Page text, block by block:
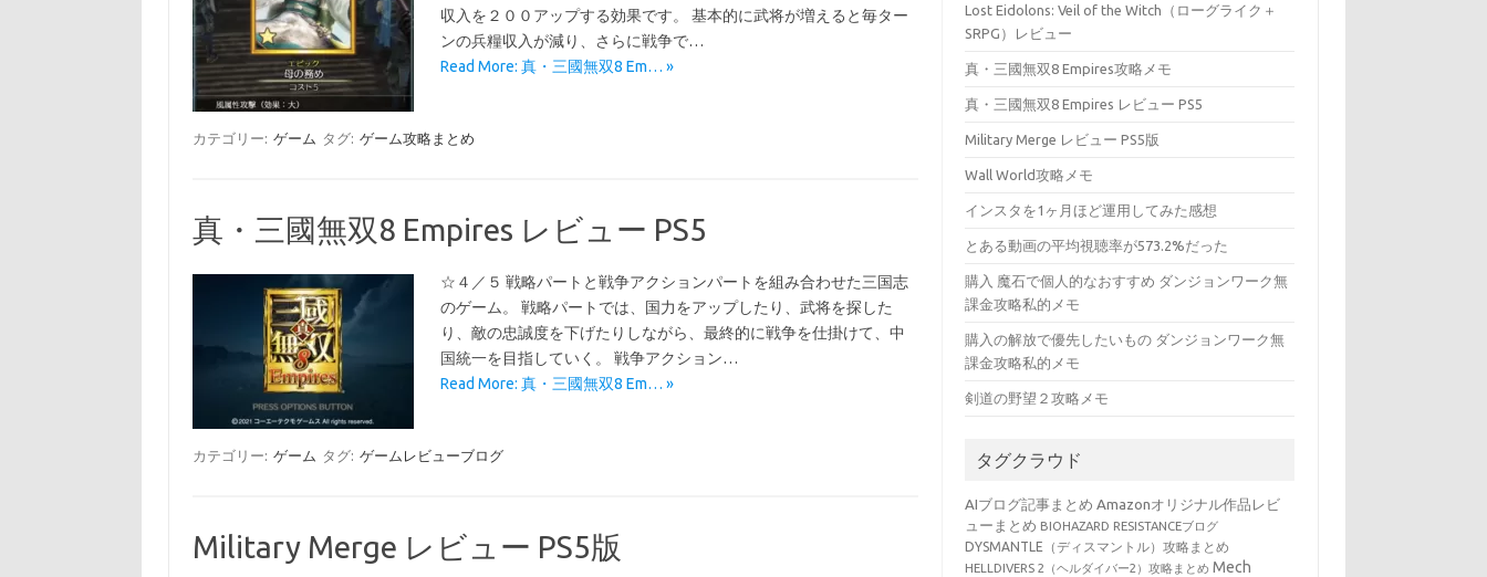
収入を２００アップする効果です。 基本的に武将が増えると毎ター
ンの兵糧収入が減り、さらに戦争で…
Read More: 真・三國無双8 Em… »
カテゴリー: ゲーム タグ: ゲーム攻略まとめ
真・三國無双8 Empires レビュー PS5
☆４／５ 戦略パートと戦争アクションパートを組み合わせた三国志
のゲーム。 戦略パートでは、国力をアップしたり、武将を探した
り、敵の忠誠度を下げたりしながら、最終的に戦争を仕掛けて、中
国統一を目指していく。 戦争アクション…
Read More: 真・三國無双8 Em… »
カテゴリー: ゲーム タグ: ゲームレビューブログ
Military Merge レビュー PS5版
Lost Eidolons: Veil of the Witch（ローグライク＋
SRPG）レビュー
真・三國無双8 Empires攻略メモ
真・三國無双8 Empires レビュー PS5
Military Merge レビュー PS5版
Wall World攻略メモ
インスタを1ヶ月ほど運用してみた感想
とある動画の平均視聴率が573.2%だった
購入 魔石で個人的なおすすめ ダンジョンワーク無
課金攻略私的メモ
購入の解放で優先したいもの ダンジョンワーク無
課金攻略私的メモ
剣道の野望２攻略メモ
タグクラウド
AIブログ記事まとめ Amazonオリジナル作品レビ
ューまとめ BIOHAZARD RESISTANCEブログ
DYSMANTLE（ディスマントル）攻略まとめ
HELLDIVERS 2（ヘルダイバー2）攻略まとめ Mech